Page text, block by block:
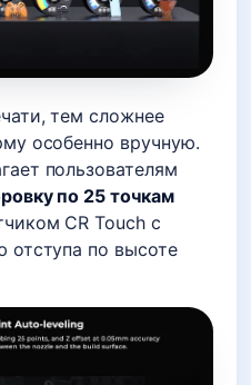
тем сложнее
особенно вручную.
пользователям
по 25 точкам
CR Touch с
отступа по высоте